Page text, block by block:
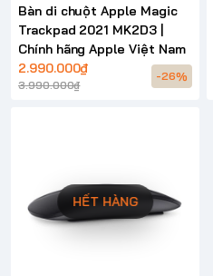
Bàn di chuột Apple Magic
Trackpad 2021 MK2D3 |
Chính hãng Apple Việt Nam
2.990.000₫
3.990.000₫
-26%
HẾT HÀNG